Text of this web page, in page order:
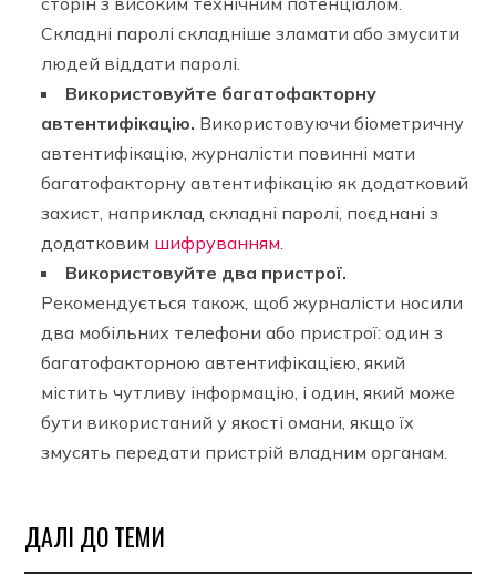
Складні паролі складніше зламати або змусити
людей віддати паролі.
Використовуйте багатофакторну
автентифікацію. Використовуючи біометричну
автентифікацію, журналісти повинні мати
багатофакторну автентифікацію як додатковий
захист, наприклад складні паролі, поєднані з
додатковим шифруванням
Використовуйте два пристрої.
Рекомендується також, щоб журналісти носили
два мобільних телефони або пристрої: один з
багатофакторною автентифікацією, який
містить чутливу інформацію, і один, який може
бути використаний у якості омани, якщо їх
змусять передати пристрій владним органам.
ДАЛІ ДО ТЕМИ